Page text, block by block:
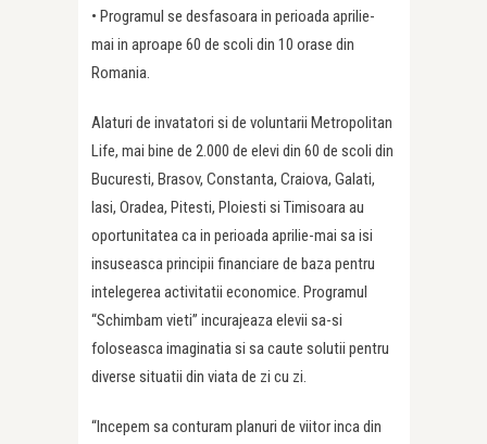
• Programul se desfasoara in perioada aprilie-
mai in aproape 60 de scoli din 10 orase din
Romania.
Alaturi de invatatori si de voluntarii Metropolitan
Life, mai bine de 2.000 de elevi din 60 de scoli din
Bucuresti, Brasov, Constanta, Craiova, Galati,
Iasi, Oradea, Pitesti, Ploiesti si Timisoara au
oportunitatea ca in perioada aprilie-mai sa isi
insuseasca principii financiare de baza pentru
intelegerea activitatii economice. Programul
“Schimbam vieti” incurajeaza elevii sa-si
foloseasca imaginatia si sa caute solutii pentru
diverse situatii din viata de zi cu zi.
“Incepem sa conturam planuri de viitor inca din